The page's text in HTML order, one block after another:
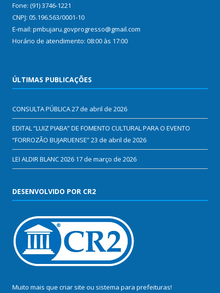
Fone: (91) 3746-1221
CNPJ: 05.196.563/0001-10
E-mail: pmbujaru.govprogresso@gmail.com
Horário de atendimento: 08:00 às 17:00
ÚLTIMAS PUBLICAÇÕES
CONSULTA PÚBLICA27 de abril de 2026
EDITAL “LUIZ PIABA” DE FOMENTO CULTURAL PARA O EVENTO
“FORROZÃO BUJARUENSE”23 de abril de 2026
LEI ALDIR BLANC 2026 17 de março de 2026
DESENVOLVIDO POR CR2
Muito mais que criar site ou sistema para prefeituras!